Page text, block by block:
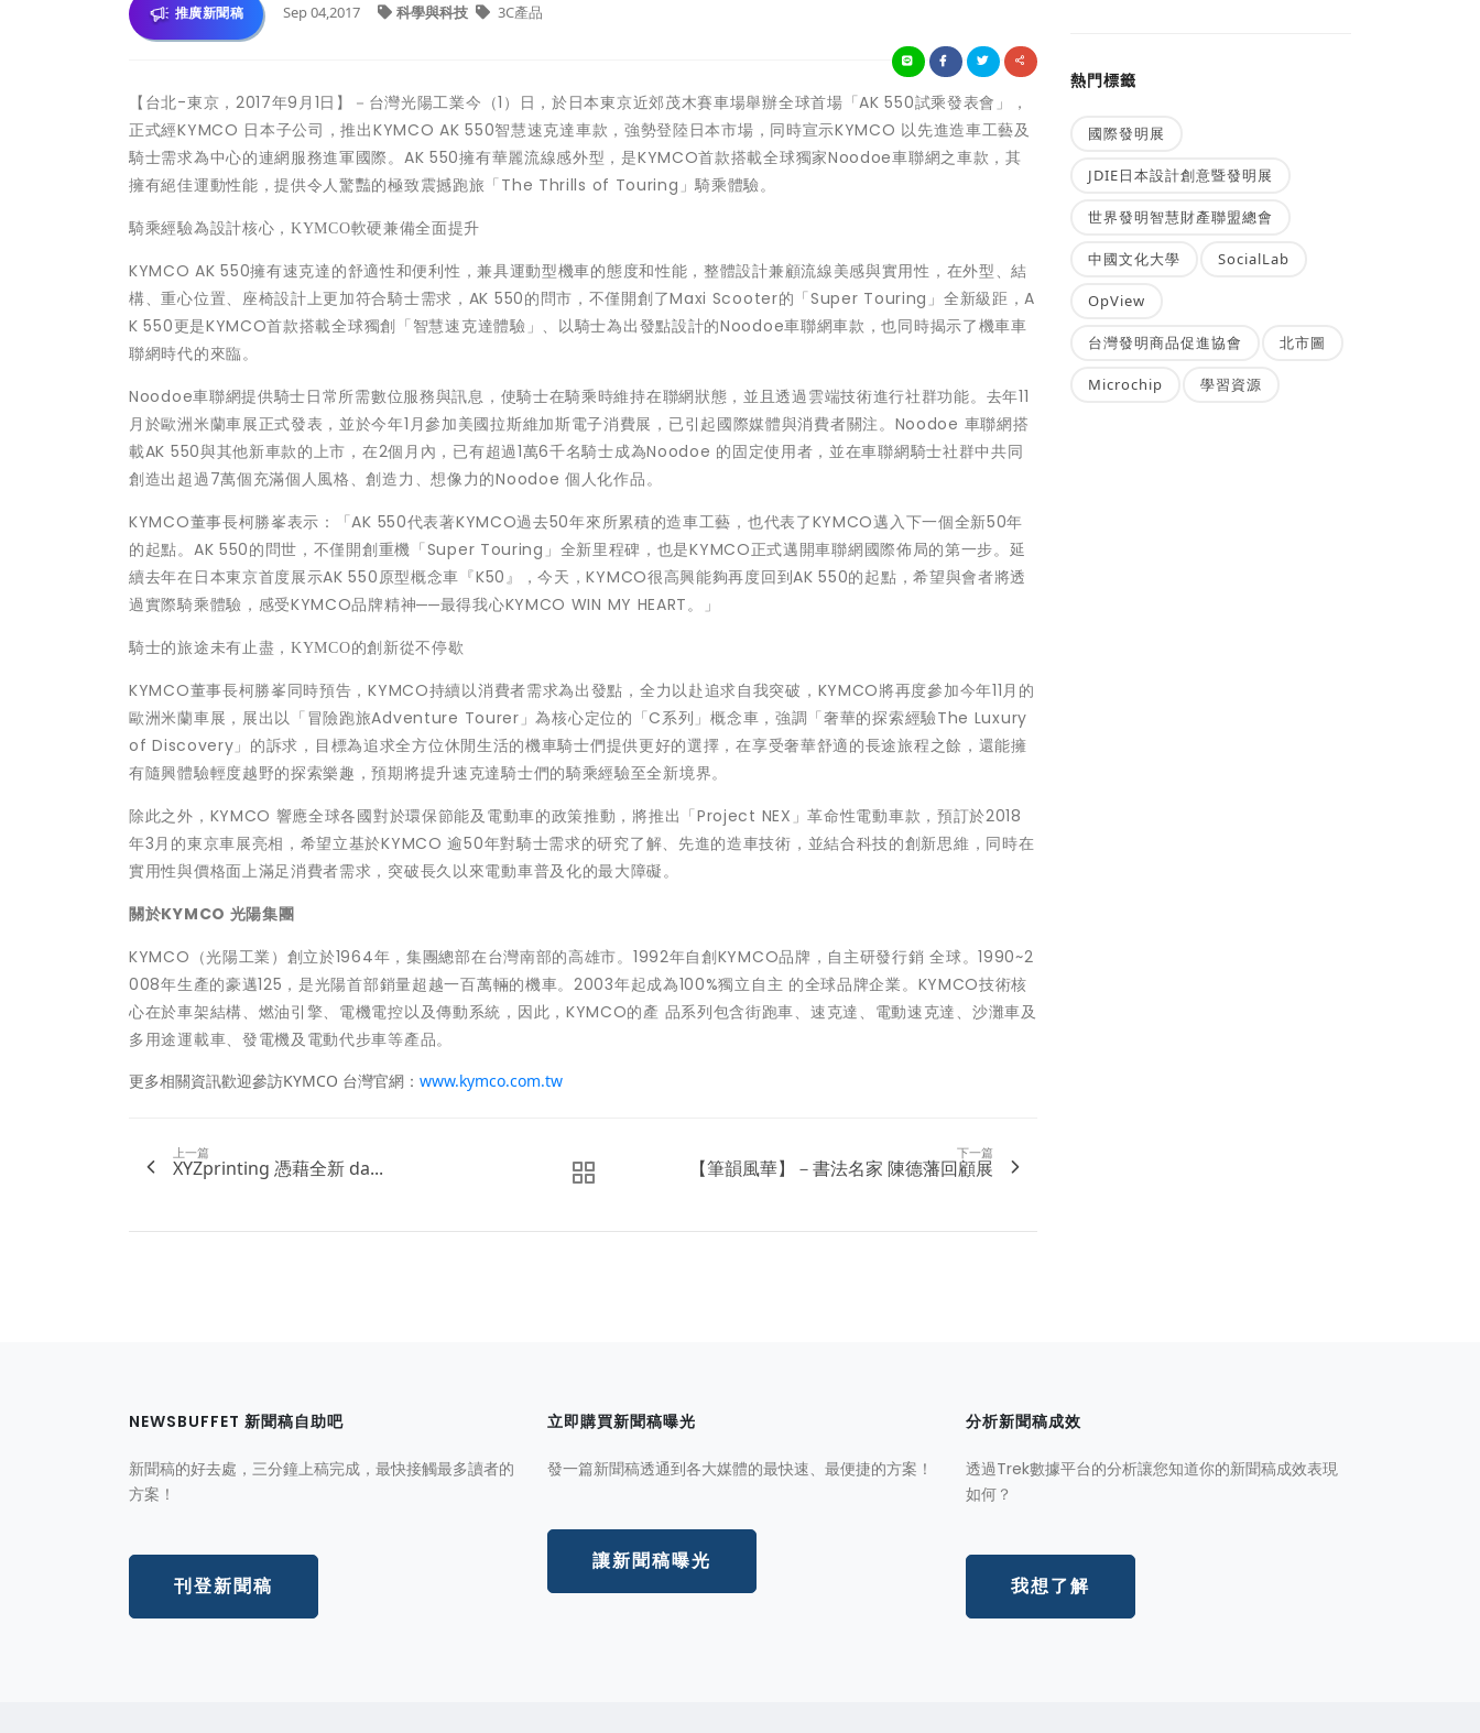
推廣新聞稿 Sep 04,2017 科學與科技 3C產品
【台北-東京，2017年9月1日】－台灣光陽工業今（1）日，於日本東京近郊茂木賽車場舉辦全球首場「AK 550試乘發表會」，
正式經KYMCO 日本子公司，推出KYMCO AK 550智慧速克達車款，強勢登陸日本市場，同時宣示KYMCO 以先進造車工藝及
騎士需求為中心的連網服務進軍國際。AK 550擁有華麗流線感外型，是KYMCO首款搭載全球獨家Noodoe車聯網之車款，其
擁有絕佳運動性能，提供令人驚豔的極致震撼跑旅「The Thrills of Touring」騎乘體驗。
騎乘經驗為設計核心， KYMCO軟硬兼備全面提升
KYMCO AK 550擁有速克達的舒適性和便利性，兼具運動型機車的態度和性能，整體設計兼顧流線美感與實用性，在外型、結
構、重心位置、座椅設計上更加符合騎士需求，AK 550的問市，不僅開創了Maxi Scooter的「Super Touring」全新級距，A
K 550更是KYMCO首款搭載全球獨創「智慧速克達體驗」、以騎士為出發點設計的Noodoe車聯網車款，也同時揭示了機車車
聯網時代的來臨。
Noodoe車聯網提供騎士日常所需數位服務與訊息，使騎士在騎乘時維持在聯網狀態，並且透過雲端技術進行社群功能。去年11
月於歐洲米蘭車展正式發表，並於今年1月參加美國拉斯維加斯電子消費展，已引起國際媒體與消費者關注。Noodoe 車聯網搭
載AK 550與其他新車款的上市，在2個月內，已有超過1萬6千名騎士成為Noodoe 的固定使用者，並在車聯網騎士社群中共同
創造出超過7萬個充滿個人風格、創造力、想像力的Noodoe 個人化作品。
KYMCO董事長柯勝峯表示：「AK 550代表著KYMCO過去50年來所累積的造車工藝，也代表了KYMCO邁入下一個全新50年
的起點。AK 550的問世，不僅開創重機「Super Touring」全新里程碑，也是KYMCO正式邁開車聯網國際佈局的第一步。延
續去年在日本東京首度展示AK 550原型概念車『K50』，今天，KYMCO很高興能夠再度回到AK 550的起點，希望與會者將透
過實際騎乘體驗，感受KYMCO品牌精神──最得我心KYMCO WIN MY HEART。」
騎士的旅途未有止盡， KYMCO的創新從不停歇
KYMCO董事長柯勝峯同時預告，KYMCO持續以消費者需求為出發點，全力以赴追求自我突破，KYMCO將再度參加今年11月的
歐洲米蘭車展，展出以「冒險跑旅Adventure Tourer」為核心定位的「C系列」概念車，強調「奢華的探索經驗The Luxury
of Discovery」的訴求，目標為追求全方位休閒生活的機車騎士們提供更好的選擇，在享受奢華舒適的長途旅程之餘，還能擁
有隨興體驗輕度越野的探索樂趣，預期將提升速克達騎士們的騎乘經驗至全新境界。
除此之外，KYMCO 響應全球各國對於環保節能及電動車的政策推動，將推出「Project NEX」革命性電動車款，預訂於2018
年3月的東京車展亮相，希望立基於KYMCO 逾50年對騎士需求的研究了解、先進的造車技術，並結合科技的創新思維，同時在
實用性與價格面上滿足消費者需求，突破長久以來電動車普及化的最大障礙。
關於KYMCO 光陽集團
KYMCO（光陽工業）創立於1964年，集團總部在台灣南部的高雄市。1992年自創KYMCO品牌，自主研發行銷 全球。1990~2
008年生產的豪邁125，是光陽首部銷量超越一百萬輛的機車。2003年起成為100%獨立自主 的全球品牌企業。KYMCO技術核
心在於車架結構、燃油引擎、電機電控以及傳動系統，因此，KYMCO的產 品系列包含街跑車、速克達、電動速克達、沙灘車及
多用途運載車、發電機及電動代步車等產品。
更多相關資訊歡迎參訪KYMCO 台灣官網： www.kymco.com.tw
上一篇
XYZprinting 憑藉全新 da...
下一篇
【筆韻風華】－書法名家 陳德藩回顧展
熱門標籤
國際發明展
JDIE日本設計創意暨發明展
世界發明智慧財產聯盟總會
中國文化大學 SocialLab
OpView
台灣發明商品促進協會 北市圖
Microchip 學習資源
NEWSBUFFET 新聞稿自助吧
新聞稿的好去處，三分鐘上稿完成，最快接觸最多讀者的
方案！
刊登新聞稿
立即購買新聞稿曝光
發一篇新聞稿透通到各大媒體的最快速、最便捷的方案！
讓新聞稿曝光
分析新聞稿成效
透過Trek數據平台的分析讓您知道你的新聞稿成效表現
如何？
我想了解